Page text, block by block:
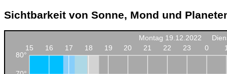
Sichtbarkeit von Sonne, Mond und
80°
Montag 19.12.2022
15
16 17 18 19 20 21 22 23 0